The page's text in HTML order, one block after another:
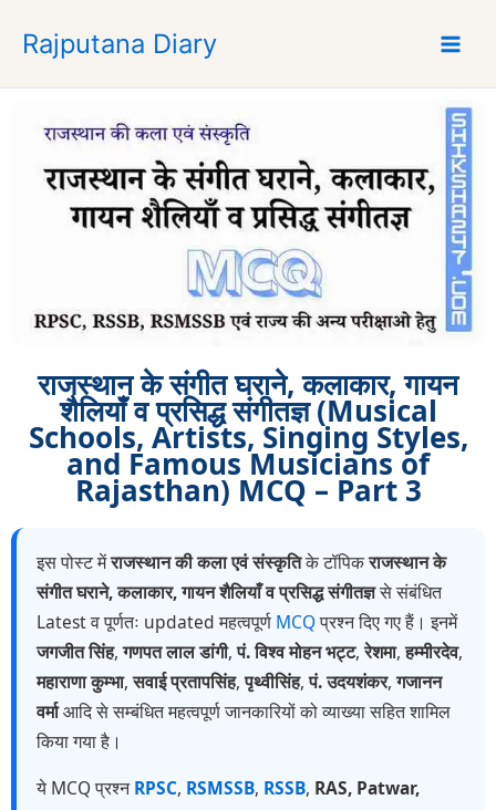
p
Rajputana Diary
राजस्थान के संगीत घराने, कलाकार, गायन
शैलियाँ व प्रसिद्ध संगीतज्ञ (Musical
Schools, Artists, Singing Styles,
and Famous Musicians of
Rajasthan) MCQ – Part 3
इस पोस्ट मेंराजस्थान की कला एवं संस्कृतिके टॉपिकराजस्थान के
संगीत घराने, कलाकार, गायन शैलियाँ व प्रसिद्ध संगीतज्ञसे संबंधित
Latest व पूर्णतः updated महत्वपूर्ण MCQप्रश्न दिए गए हैं। इनमें
जगजीत सिंह,गणपत लाल डांगी,पं. विश्व मोहन भट्ट,रेशमा,हम्मीरदेव,
महाराणा कुम्भा,सवाई प्रतापसिंह,पृथ्वीसिंह,पं. उदयशंकर,गजानन
वर्माआदि से सम्बंधित महत्वपूर्ण जानकारियों को व्याख्या सहित शामिल
किया गया है।
ये MCQ प्रश्नRPSC, RSMSSB, RSSB, RAS, Patwar,